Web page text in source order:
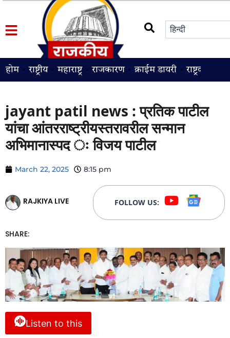
होम राष्ट्रीय महाराष्ट्र राजकारण क्राईम डायरी राष्ट्रवादी
jayant patil news : प्रतिक पाटील
यांचा आंतरराष्ट्रीयस्तरावरील सन्मान
अभिमानास्पद ः विजय पाटील
March 22, 2025 8:15 pm
RAJKIYA LIVE FOLLOW US:
SHARE:
Listen to this